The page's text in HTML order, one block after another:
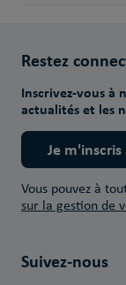
Restez
Inscrivez-vous
actualités et les
Je
Vous pouvez à
sur la gestion de
Suivez-nous